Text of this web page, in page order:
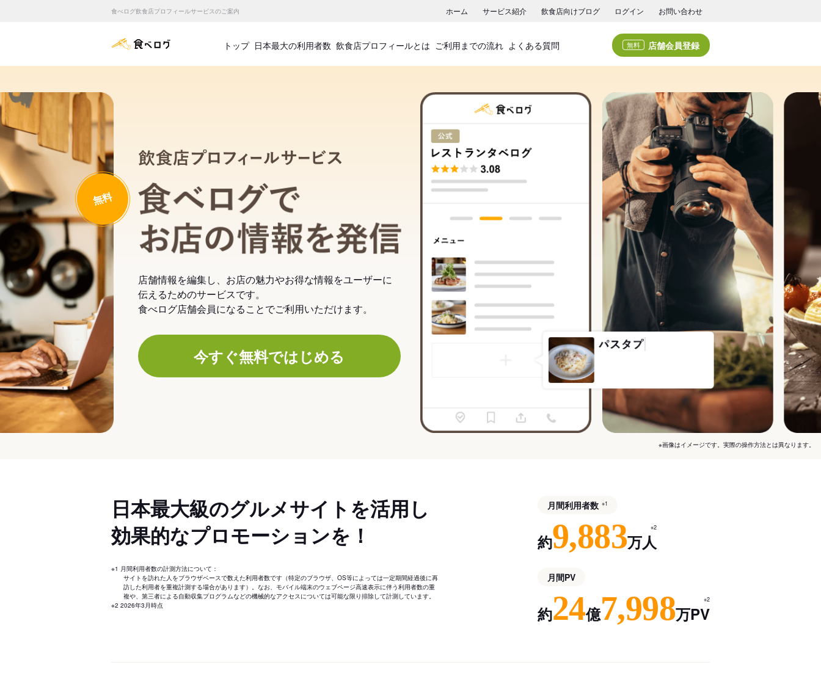
食べログ飲食店プロフィールサービスのご案内 ホーム サービス紹介 飲食店向けブログ ログイン お問い合わせ
食べログ店舗管理画面
トップ 日本最大の利用者数 飲食店プロフィールとは ご利用までの流れ よくある質問 無料 店舗会員登録
飲食店プロフィールサービス
食べログでお店の情報を発信
無料
店舗情報を編集し、お店の魅力やお得な情報をユーザーに
伝えるためのサービスです。
食べログ店舗会員になることでご利用いただけます。
今すぐ無料ではじめる
※画像はイメージです。実際の操作方法とは異なります。
日本最大級のグルメサイトを活用し
効果的なプロモーションを！
※1 月間利用者数の計測方法について：
サイトを訪れた人をブラウザベースで数えた利用者数です（特定のブラウザ、OS等によっては一定期間経過後に再
訪した利用者を重複計測する場合があります）。なお、モバイル端末のウェブページ高速表示に伴う利用者数の重
複や、第三者による自動収集プログラムなどの機械的なアクセスについては可能な限り排除して計測しています。
※2 2026年3月時点
月間利用者数 ※1
約9,883万人
※2
月間PV
約24億7,998万PV
※2